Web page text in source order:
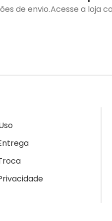
de envio.Acesse a loja